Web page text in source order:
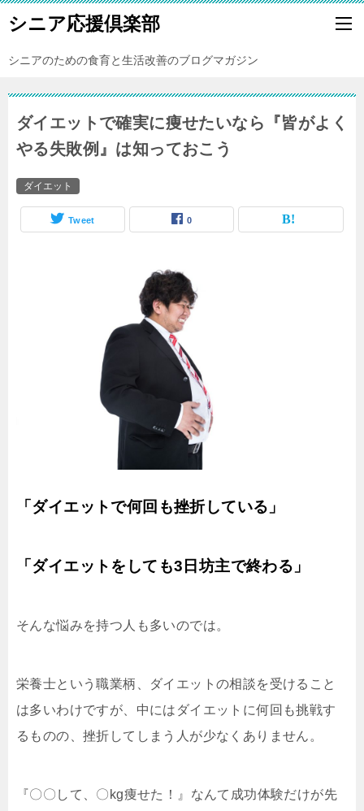
シニア応援倶楽部
シニアのための食育と生活改善のブログマガジン
ダイエットで確実に痩せたいなら『皆がよく
やる失敗例』は知っておこう
ダイエット
Tweet 0
「ダイエットで何回も挫折している」
「ダイエットをしても3日坊主で終わる」
そんな悩みを持つ人も多いのでは。
栄養士という職業柄、ダイエットの相談を受けること
は多いわけですが、中にはダイエットに何回も挑戦す
るものの、挫折してしまう人が少なくありません。
『〇〇して、〇kg痩せた！』なんて成功体験だけが先